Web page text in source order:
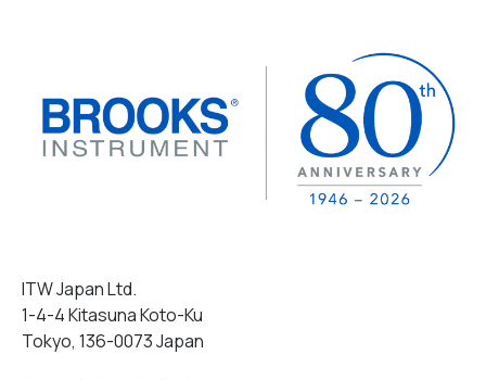
ITW Japan Ltd.
1-4-4 Kitasuna Koto-Ku
Tokyo, 136-0073 Japan